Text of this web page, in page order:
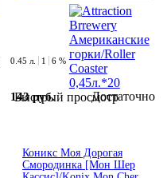
Быстрый просмотр
0.45 л. 1 6 %
143 руб. Достаточно
Коникс Моя Дорогая
Смородинка [Мон Шер